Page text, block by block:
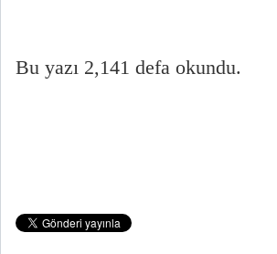
Bu yazı 2,141 defa okundu.